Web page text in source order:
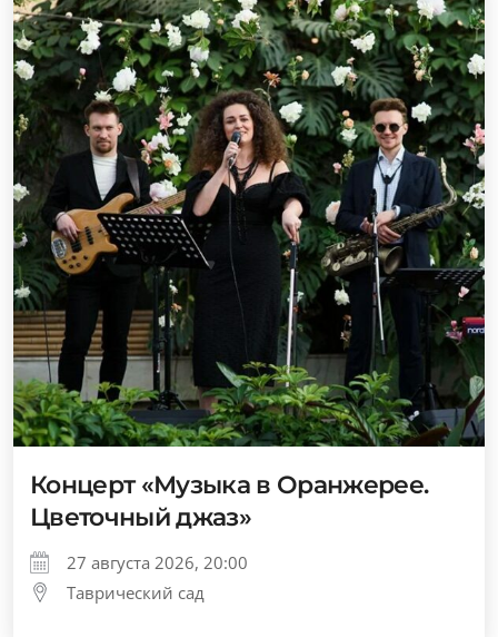
Концерт «Музыка в Оранжерее.
Цветочный джаз»
27 августа 2026, 20:00
Таврический сад